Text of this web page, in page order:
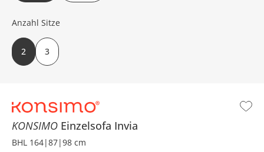
KONSIMO Einzelsofa Invia
BHL 164|87|98 cm
Anzahl Sitze
2 3